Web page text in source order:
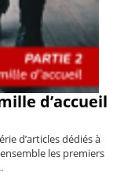
d’accueil
d’articles dédiés à
les premiers